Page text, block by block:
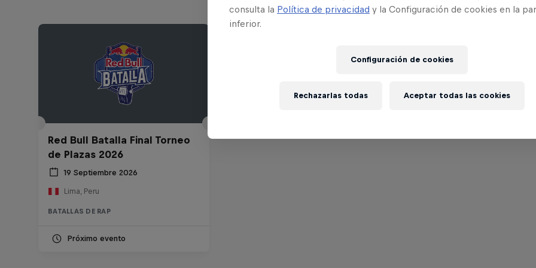
Red Bull Batalla Final Torneo
de Plazas 2026
19 Septiembre 2026
Lima, Peru
BATALLAS DE RAP
Próximo evento
consulta la Política de privacidad y la Configuración de cookies en la
inferior.
Configuración de cookies
Rechazarlas todas Aceptar todas las cookies